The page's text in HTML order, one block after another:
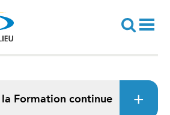
Recherche
Formation continue